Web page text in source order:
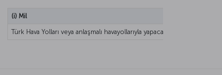
(i) Mil
Türk Hava Yolları veya anlaşmalı havayollarıyla yapacağınız